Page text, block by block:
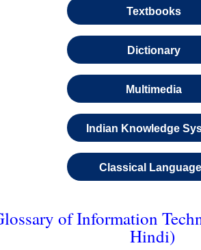
Textbooks
Dictionary
Multimedia
Indian Knowledge
Classical
of Information
Hindi)